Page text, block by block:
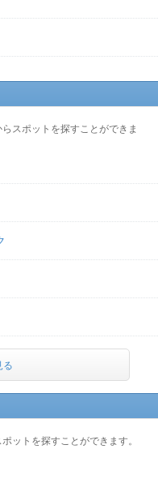
スポットを探すことができま
る
ットを探すことができます。